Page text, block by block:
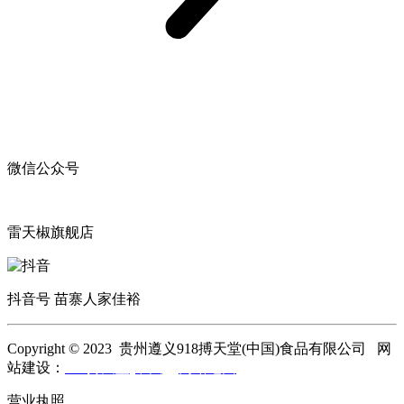
微信公众号
雷天椒旗舰店
抖音号 苗寨人家佳裕
Copyright © 2023 贵州遵义918搏天堂(中国)食品有限公司 网
站建设：
营业执照